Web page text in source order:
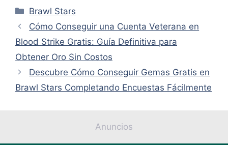
Categorías
Brawl Stars
Cómo Conseguir una Cuenta Veterana en
Blood Strike Gratis: Guía Definitiva para
Obtener Oro Sin Costos
Descubre Cómo Conseguir Gemas Gratis en
Brawl Stars Completando Encuestas Fácilmente
Anuncios